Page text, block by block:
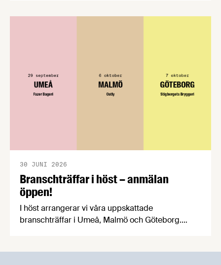
konsumentmaktsdirektivet. Livsmedelsföretagen
Branschträffar i höst – anmälan
öppen!
30 JUNI 2026
I höst arrangerar vi våra uppskattade
branschträffar i Umeå, Malmö och Göteborg.
kan träffa branschkollegor och utbyta